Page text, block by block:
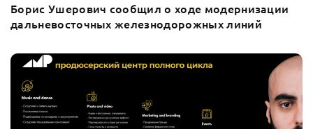
Борис Ушерович сообщил о ходе модернизации
дальневосточных железнодорожных линий